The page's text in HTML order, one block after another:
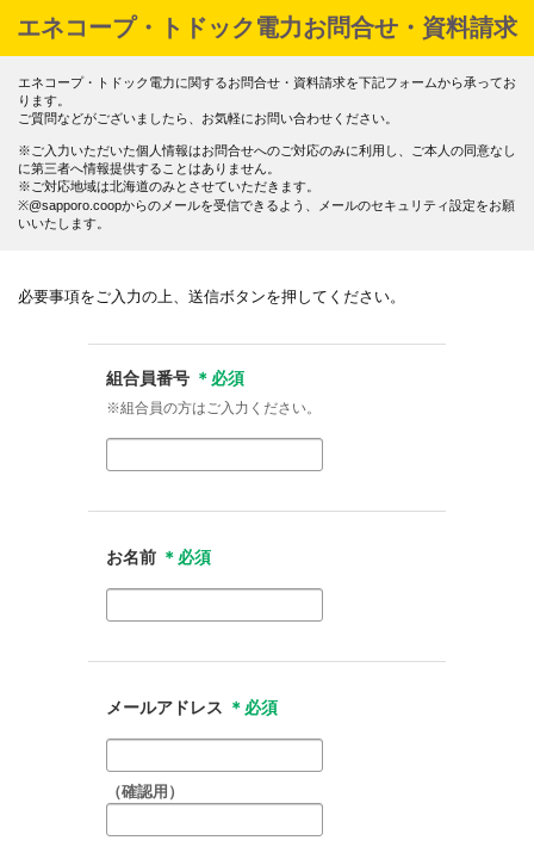
エネコープ・トドック電力お問合せ・資料請求
エネコープ・トドック電力に関するお問合せ・資料請求を下記フォームから承ってお
ります。
ご質問などがございましたら、お気軽にお問い合わせください。
※ご入力いただいた個人情報はお問合せへのご対応のみに利用し、ご本人の同意なし
に第三者へ情報提供することはありません。
※ご対応地域は北海道のみとさせていただきます。
※@sapporo.coopからのメールを受信できるよう、メールのセキュリティ設定をお願
いいたします。
必要事項をご入力の上、送信ボタンを押してください。
組合員番号 ＊必須
※組合員の方はご入力ください。
お名前 ＊必須
メールアドレス ＊必須
（確認用）